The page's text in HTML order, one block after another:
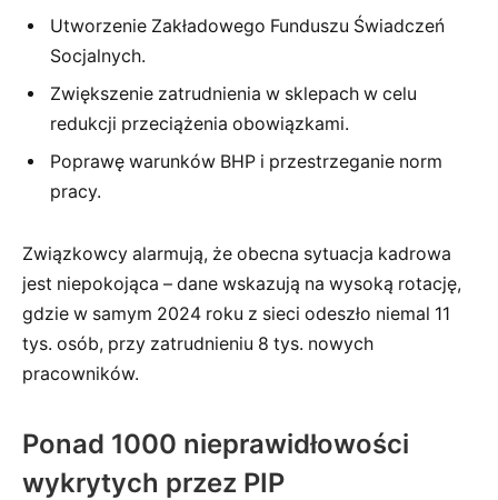
Utworzenie Zakładowego Funduszu Świadczeń
Socjalnych.
Zwiększenie zatrudnienia w sklepach w celu
redukcji przeciążenia obowiązkami.
Poprawę warunków BHP i przestrzeganie norm
pracy.
Związkowcy alarmują, że obecna sytuacja kadrowa
jest niepokojąca – dane wskazują na wysoką rotację,
gdzie w samym 2024 roku z sieci odeszło niemal 11
tys. osób, przy zatrudnieniu 8 tys. nowych
pracowników.
Ponad 1000 nieprawidłowości
wykrytych przez PIP